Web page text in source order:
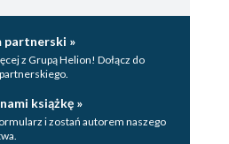
partnerski »
z Grupą Helion! Dołącz do
książkę »
i zostań autorem naszego